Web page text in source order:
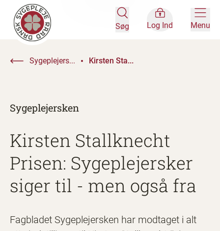
Søg Log Ind Menu
Sygeplejers... Kirsten Sta...
Sygeplejersken
Kirsten Stallknecht
Prisen: Sygeplejersker
siger til - men også fra
Fagbladet Sygeplejersken har modtaget i alt